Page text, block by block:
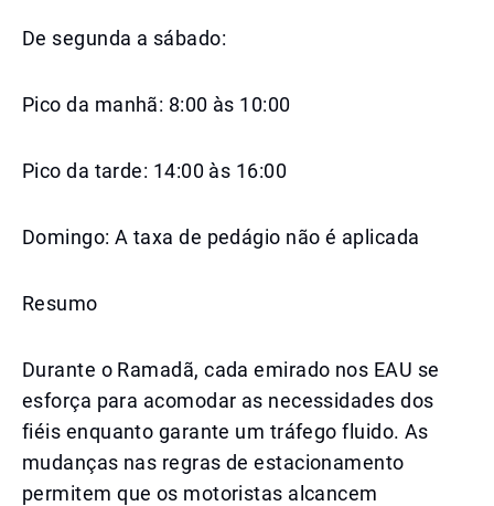
De segunda a sábado:
Pico da manhã: 8:00 às 10:00
Pico da tarde: 14:00 às 16:00
Domingo: A taxa de pedágio não é aplicada
Resumo
Durante o Ramadã, cada emirado nos EAU se
esforça para acomodar as necessidades dos
fiéis enquanto garante um tráfego fluido. As
mudanças nas regras de estacionamento
permitem que os motoristas alcancem